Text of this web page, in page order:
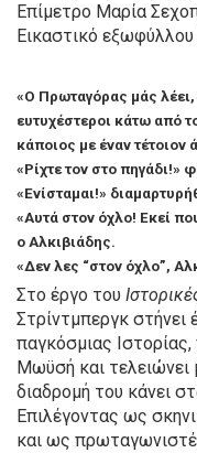
Επίμετρο Μαρία
Εικαστικό
«Ο Πρωταγόρας μάς λέει,
ευτυχέστεροι κάτω από
κάποιος με έναν τέτοιον
«Ρίχτε τον στο πηγάδι!»
«Ενίσταμαι!»
«Αυτά στον όχλο! Εκεί
ο Αλκιβιάδης.
«Δεν λες “στον όχλο”,
Στο έργο του
Στρίντ­μπεργκ στήνει
παγκόσμιας Ιστορίας,
Μωϋσή και τελειώνει
διαδρομή του κάνει
Επιλέγοντας ως
και ως